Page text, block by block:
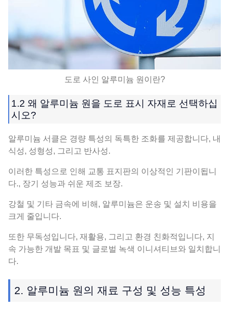
도로 사인 알루미늄 원이란?
1.2 왜 알루미늄 원을 도로 표시 자재로 선택하십
시오?
알루미늄 서클은 경량 특성의 독특한 조화를 제공합니다, 내
식성, 성형성, 그리고 반사성.
이러한 특성으로 인해 교통 표지판의 이상적인 기판이됩니
다., 장기 성능과 쉬운 제조 보장.
강철 및 기타 금속에 ​​비해, 알루미늄은 운송 및 설치 비용을
크게 줄입니다.
또한 무독성입니다, 재활용, 그리고 환경 친화적입니다, 지
속 가능한 개발 목표 및 글로벌 녹색 이니셔티브와 일치합니
다.
2. 알루미늄 원의 재료 구성 및 성능 특성